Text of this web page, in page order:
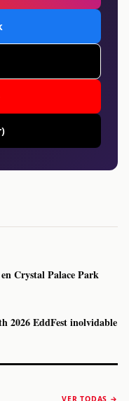
Crystal Palace Park
2026 EddFest inolvidable